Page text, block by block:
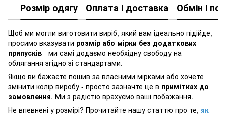
Розмір одягу Оплата і доставка Обмін і
Щоб ми могли виготовити виріб, який вам ідеально підійде,
просимо вказувати розмір або мірки без додаткових
припусків - ми самі додаємо необхідну свободу на
облягання згідно зі стандартами.
Якщо ви бажаєте пошив за власними мірками або хочете
змінити колір виробу - просто зазначте це в примітках до
замовлення. Ми з радістю врахуємо ваші побажання.
Не впевнені у розмірі? Прочитайте нашу статтю про те, як